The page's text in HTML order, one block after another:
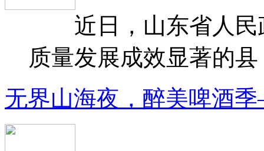
近日，山东省人民
质量发展成效显著的
无界山海夜，醉美啤酒